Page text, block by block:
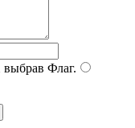
выбрав Флаг.